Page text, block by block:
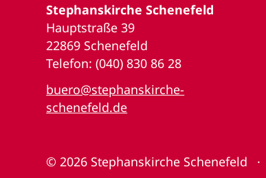
Stephanskirche Schenefeld
Hauptstraße 39
22869 Schenefeld
Telefon: (040) 830 86 28
buero@stephanskirche-
schenefeld.de
© 2026 Stephanskirche Schenefeld